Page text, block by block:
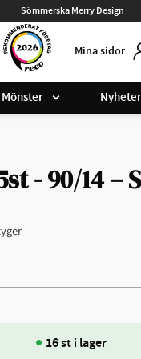
Sömmerska Merry Design
Mina sidor
Mönster Nyheter
- 90/14 –
16 st i lager